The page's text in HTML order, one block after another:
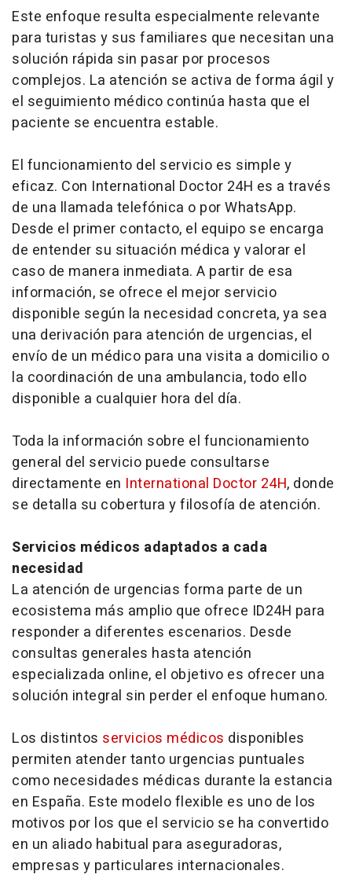
Este enfoque resulta especialmente relevante
para turistas y sus familiares que necesitan una
solución rápida sin pasar por procesos
complejos. La atención se activa de forma ágil y
el seguimiento médico continúa hasta que el
paciente se encuentra estable.
El funcionamiento del servicio es simple y
eficaz. Con International Doctor 24H es a través
de una llamada telefónica o por WhatsApp.
Desde el primer contacto, el equipo se encarga
de entender su situación médica y valorar el
caso de manera inmediata. A partir de esa
información, se ofrece el mejor servicio
disponible según la necesidad concreta, ya sea
una derivación para atención de urgencias, el
envío de un médico para una visita a domicilio o
la coordinación de una ambulancia, todo ello
disponible a cualquier hora del día.
Toda la información sobre el funcionamiento
general del servicio puede consultarse
directamente en International Doctor 24H, donde
se detalla su cobertura y filosofía de atención.
Servicios médicos adaptados a cada
necesidad
La atención de urgencias forma parte de un
ecosistema más amplio que ofrece ID24H para
responder a diferentes escenarios. Desde
consultas generales hasta atención
especializada online, el objetivo es ofrecer una
solución integral sin perder el enfoque humano.
Los distintos servicios médicos disponibles
permiten atender tanto urgencias puntuales
como necesidades médicas durante la estancia
en España. Este modelo flexible es uno de los
motivos por los que el servicio se ha convertido
en un aliado habitual para aseguradoras,
empresas y particulares internacionales.